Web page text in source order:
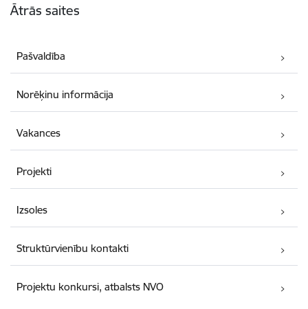
Ātrās saites
Pašvaldība
Norēķinu informācija
Vakances
Projekti
Izsoles
Struktūrvienību kontakti
Projektu konkursi, atbalsts NVO